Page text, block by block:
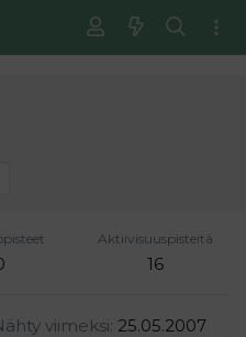
Aktiivisuuspisteitä
16
viimeksi 25.05.2007